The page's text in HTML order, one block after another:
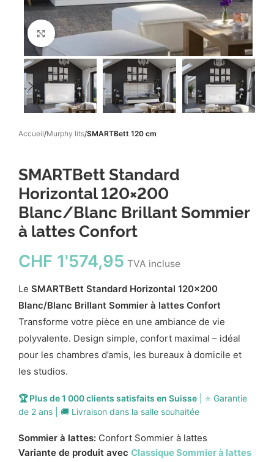
Click to enlarge
Accueil Murphy lits SMARTBett 120 cm
SMARTBett Standard
Horizontal 120×200
Blanc/Blanc Brillant Sommier
à lattes Confort
CHF 1'574,95 TVA incluse
Le SMARTBett Standard Horizontal 120x200
Blanc/Blanc Brillant Sommier à lattes Confort
Transforme votre pièce en une ambiance de vie
polyvalente. Design simple, confort maximal – idéal
pour les chambres d’amis, les bureaux à domicile et
les studios.
🏆 Plus de 1 000 clients satisfaits en Suisse | ⭐ Garantie
de 2 ans | 🚚 Livraison dans la salle souhaitée
Sommier à lattes: Confort Sommier à lattes
Variante de produit avec Classique Sommier à lattes